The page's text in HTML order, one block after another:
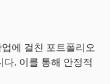
에 걸친 포트폴리오
. 이를 통해 안정적